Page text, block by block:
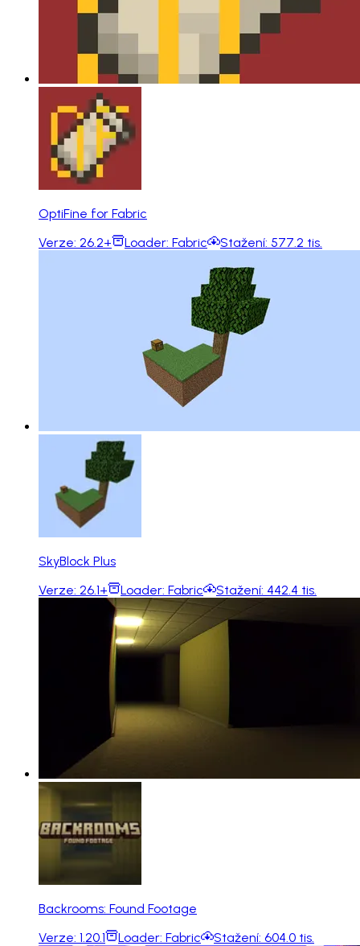
OptiFine for Fabric
Verze: 26.2+ Loader: Fabric Stažení: 577.2 tis.
SkyBlock Plus
Verze: 26.1+ Loader: Fabric Stažení: 442.4 tis.
Backrooms: Found Footage
Verze: 1.20.1 Loader: Fabric Stažení: 604.0 tis.